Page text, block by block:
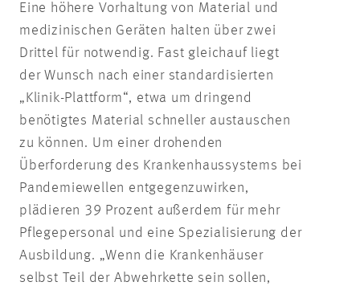
Eine höhere Vorhaltung von Material und
medizinischen Geräten halten über zwei
Drittel für notwendig. Fast gleichauf liegt
der Wunsch nach einer standardisierten
„Klinik-Plattform“, etwa um dringend
benötigtes Material schneller austauschen
zu können. Um einer drohenden
Überforderung des Krankenhaussystems bei
Pandemiewellen entgegenzuwirken,
plädieren 39 Prozent außerdem für mehr
Pflegepersonal und eine Spezialisierung der
Ausbildung. „Wenn die Krankenhäuser
selbst Teil der Abwehrkette sein sollen,